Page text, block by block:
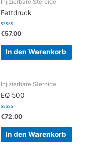
Injizierbare Steroide
Fettdruck
Bewertet
mit
0
von
€57.00
In den Warenkorb
Injizierbare Steroide
EQ 500
Bewertet
mit
0
von
€72.00
In den Warenkorb